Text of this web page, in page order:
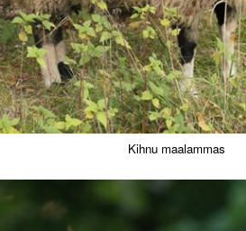
Kihnu maalammas